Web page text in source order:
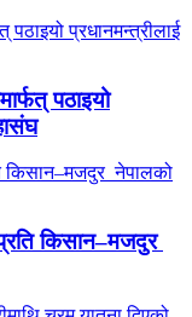
पठाइयो
किसान–मजदुर